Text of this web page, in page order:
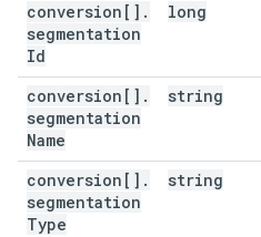
conversion[] .
segmentation
Id
long
conversion[] .
segmentation
Name
string
conversion[] .
segmentation
Type
string